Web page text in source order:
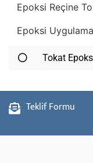
Epoksi Reçine
Epoksi
Tokat
Teklif Formu